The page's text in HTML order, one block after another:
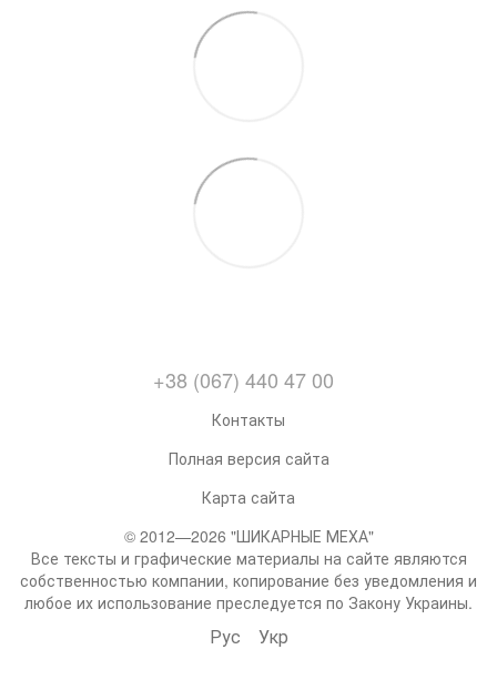
+38 (067) 440 47 00
Контакты
Полная версия сайта
Карта сайта
© 2012—2026 "ШИКАРНЫЕ МЕХА"
Все тексты и графические материалы на сайте являются
собственностью компании, копирование без уведомления и
любое их использование преследуется по Закону Украины.
Рус Укр